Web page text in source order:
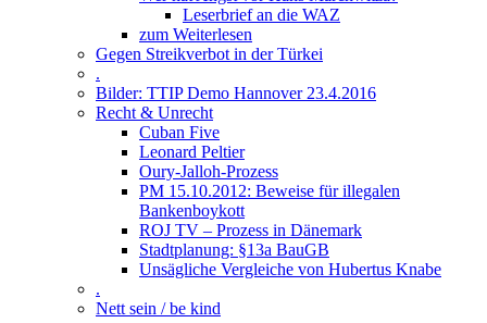
Leserbrief an die WAZ
zum Weiterlesen
Gegen Streikverbot in der Türkei
.
Bilder: TTIP Demo Hannover 23.4.2016
Recht & Unrecht
Cuban Five
Leonard Peltier
Oury-Jalloh-Prozess
PM 15.10.2012: Beweise für illegalen
Bankenboykott
ROJ TV – Prozess in Dänemark
Stadtplanung: §13a BauGB
Unsägliche Vergleiche von Hubertus Knabe
.
Nett sein / be kind